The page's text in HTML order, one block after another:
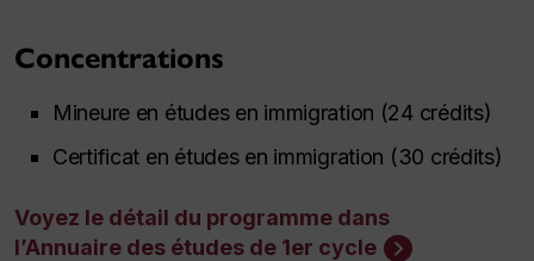
Concentrations
Mineure en études en immigration (24 crédits)
Certificat en études en immigration (30 crédits)
Voyez le détail du programme dans
l’Annuaire des études de 1er cycle